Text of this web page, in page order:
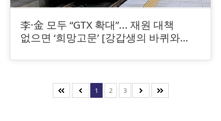
李·金 모두 “GTX 확대”... 재원 대책
없으면 ‘희망고문’ [강갑생의 바퀴와
1 2 3